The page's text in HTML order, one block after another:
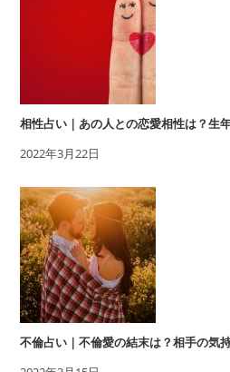
相性占い｜あの人との恋愛相性は？生
2022年3月22日
不倫占い｜不倫愛の結末は？相手の気